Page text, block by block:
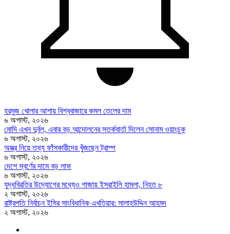
হরমুজ খোলার আশায় বিশ্ববাজারে কমল তেলের দাম
৬ অগাস্ট, ২০২৬
মোদি এখন দুর্বল, এবার বড় আন্দোলনের সতর্কবার্তা দিলেন সোনাম ওয়াংচুক
৬ অগাস্ট, ২০২৬
অস্ত্র নিয়ে তথ্য ফাঁসকারীদের খুঁজছেন ট্রাম্প
৬ অগাস্ট, ২০২৬
দেশে স্বর্ণের দামে বড় লাফ
৬ অগাস্ট, ২০২৬
যুদ্ধবিরতির উদ্যোগের মধ্যেও গাজায় ইসরাইলি হামলা, নিহত ৮
২ অগাস্ট, ২০২৬
রাষ্ট্রপতি নির্বাচন ইসির সাংবিধানিক এখতিয়ার: সালাহউদ্দিন আহমদ
২ অগাস্ট, ২০২৬